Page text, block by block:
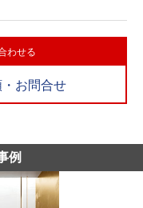
わせる
お問合せ
例